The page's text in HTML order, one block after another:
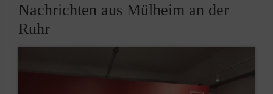
Nachrichten aus Mülheim an der
Ruhr